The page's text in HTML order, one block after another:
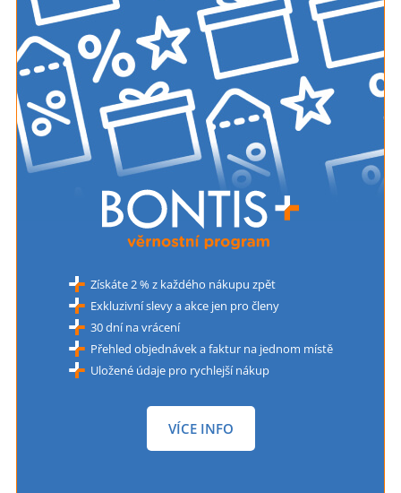
Získáte 2 % z každého nákupu zpět
Exkluzivní slevy a akce jen pro členy
30 dní na vrácení
Přehled objednávek a faktur na jednom místě
Uložené údaje pro rychlejší nákup
VÍCE INFO